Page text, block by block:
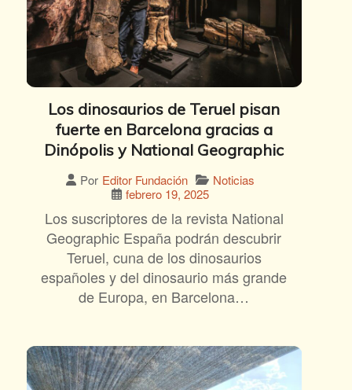
Los dinosaurios de Teruel pisan
fuerte en Barcelona gracias a
Dinópolis y National Geographic
Por Editor Fundación
Noticias
febrero 19, 2025
Los suscriptores de la revista National
Geographic España podrán descubrir
Teruel, cuna de los dinosaurios
españoles y del dinosaurio más grande
de Europa, en Barcelona…